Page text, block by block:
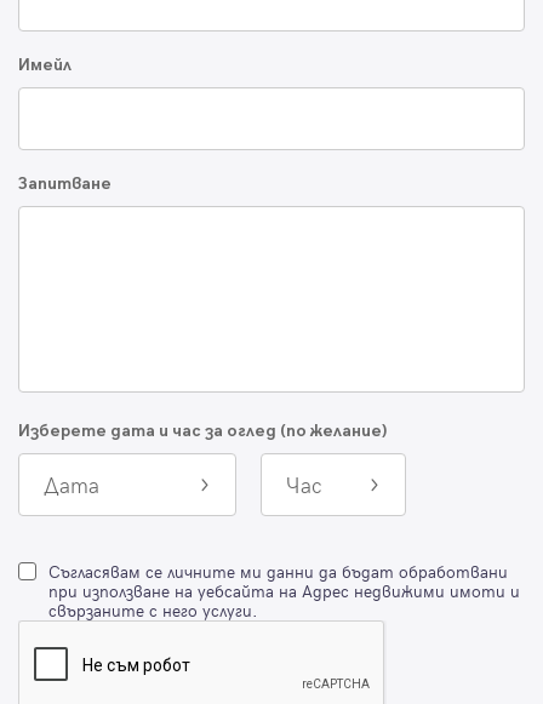
Имейл
Запитване
Изберете дата и час за оглед (по желание)
Дата Час
Съгласявам се личните ми данни да бъдат обработвани
при използване на уебсайта на Адрес недвижими имоти и
свързаните с него услуги.